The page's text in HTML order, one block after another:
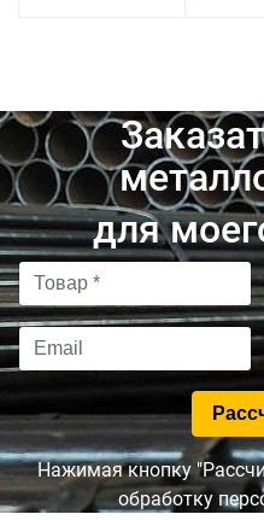
для
Нажимая кнопку
обработку